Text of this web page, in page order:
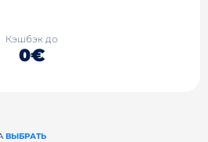
Кэшбэк до
0€
ВЫБРАТЬ